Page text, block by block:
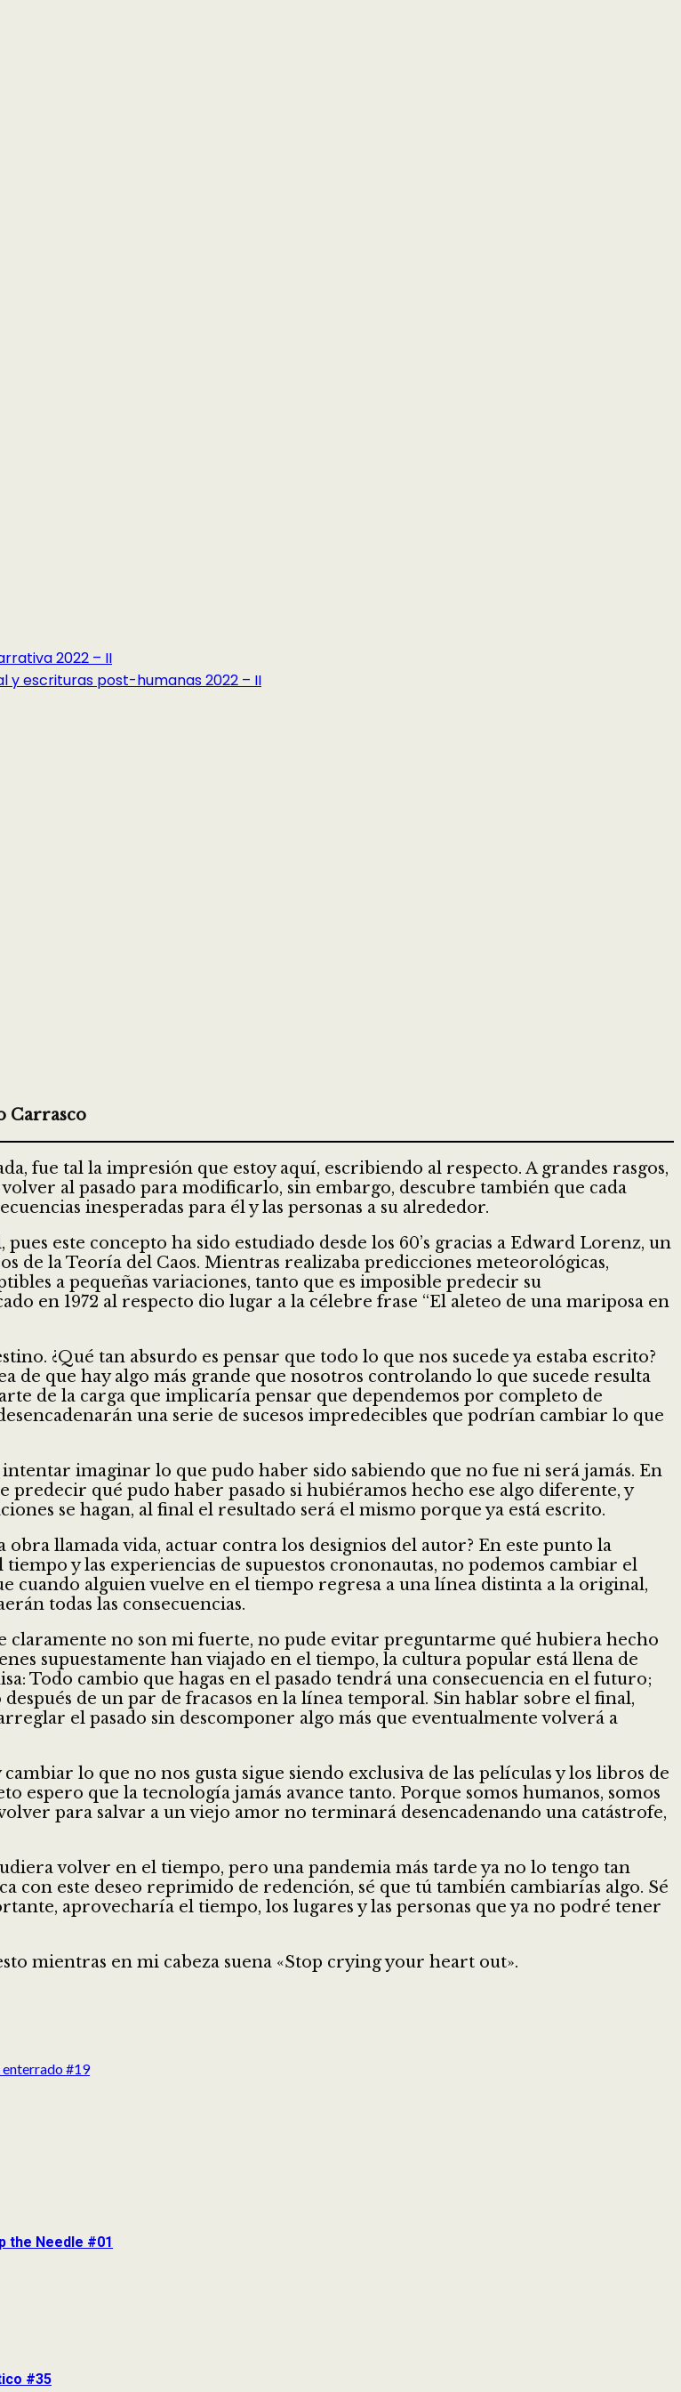
2022 – II
escrituras post-humanas 2022 – II
Carrasco
fue tal la impresión que estoy aquí, escribiendo al respecto. A grandes rasgos,
al pasado para modificarlo, sin embargo, descubre también que cada
inesperadas para él y las personas a su alrededor.
este concepto ha sido estudiado desde los 60’s gracias a Edward Lorenz, un
de la Teoría del Caos. Mientras realizaba predicciones meteorológicas,
a pequeñas variaciones, tanto que es imposible predecir su
en 1972 al respecto dio lugar a la célebre frase “El aleteo de una mariposa en
¿Qué tan absurdo es pensar que todo lo que nos sucede ya estaba escrito?
de que hay algo más grande que nosotros controlando lo que sucede resulta
de la carga que implicaría pensar que dependemos por completo de
una serie de sucesos impredecibles que podrían cambiar lo que
imaginar lo que pudo haber sido sabiendo que no fue ni será jamás. En
predecir qué pudo haber pasado si hubiéramos hecho ese algo diferente, y
se hagan, al final el resultado será el mismo porque ya está escrito.
obra llamada vida, actuar contra los designios del autor? En este punto la
y las experiencias de supuestos crononautas, no podemos cambiar el
cuando alguien vuelve en el tiempo regresa a una línea distinta a la original,
todas las consecuencias.
claramente no son mi fuerte, no pude evitar preguntarme qué hubiera hecho
supuestamente han viajado en el tiempo, la cultura popular está llena de
Todo cambio que hagas en el pasado tendrá una consecuencia en el futuro;
de un par de fracasos en la línea temporal. Sin hablar sobre el final,
el pasado sin descomponer algo más que eventualmente volverá a
lo que no nos gusta sigue siendo exclusiva de las películas y los libros de
espero que la tecnología jamás avance tanto. Porque somos humanos, somos
para salvar a un viejo amor no terminará desencadenando una catástrofe,
volver en el tiempo, pero una pandemia más tarde ya no lo tengo tan
con este deseo reprimido de redención, sé que tú también cambiarías algo. Sé
aprovecharía el tiempo, los lugares y las personas que ya no podré tener
mientras en mi cabeza suena «Stop crying your heart out».
enterrado #19
the Needle #01
#35